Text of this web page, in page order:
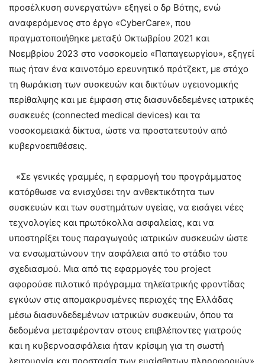
προσέλκυση συνεργατών» εξηγεί ο δρ Βότης, ενώ
αναφερόμενος στο έργο «CyberCare», που
πραγματοποιήθηκε μεταξύ Οκτωβρίου 2021 και
Νοεμβρίου 2023 στο νοσοκομείο «Παπαγεωργίου», εξηγεί
πως ήταν ένα καινοτόμο ερευνητικό πρότζεκτ, με στόχο
τη θωράκιση των συσκευών και δικτύων υγειονομικής
περίθαλψης και με έμφαση στις διασυνδεδεμένες ιατρικές
συσκευές (connected medical devices) και τα
νοσοκομειακά δίκτυα, ώστε να προστατευτούν από
κυβερνοεπιθέσεις.
«Σε γενικές γραμμές, η εφαρμογή του προγράμματος
κατόρθωσε να ενισχύσει την ανθεκτικότητα των
συσκευών και των συστημάτων υγείας, να εισάγει νέες
τεχνολογίες και πρωτόκολλα ασφαλείας, και να
υποστηρίξει τους παραγωγούς ιατρικών συσκευών ώστε
να ενσωματώνουν την ασφάλεια από το στάδιο του
σχεδιασμού. Μια από τις εφαρμογές του project
αφορούσε πιλοτικό πρόγραμμα τηλεϊατρικής φροντίδας
εγκύων στις απομακρυσμένες περιοχές της Ελλάδας
μέσω διασυνδεδεμένων ιατρικών συσκευών, όπου τα
δεδομένα μεταφέρονταν στους επιβλέποντες γιατρούς
και η κυβερνοασφάλεια ήταν κρίσιμη για τη σωστή
λειτουργία και προστασία των ευαίσθητων πληροφοριών»